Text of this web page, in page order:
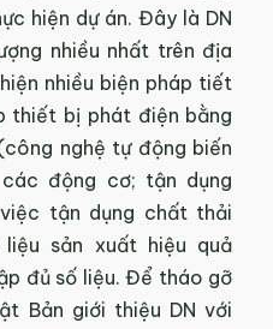
hiện dự án. Đây là DN
nhiều nhất trên địa
nhiều biện pháp tiết
thiết bị phát điện bằng
nghệ tự động biến
động cơ; tận dụng
tận dụng chất thải
liệu sản xuất hiệu quả
đủ số liệu. Để tháo gỡ
Bản giới thiệu DN với